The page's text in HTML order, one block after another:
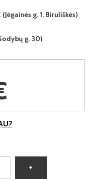
g. 1, Biruliškės)
g. 30)
+